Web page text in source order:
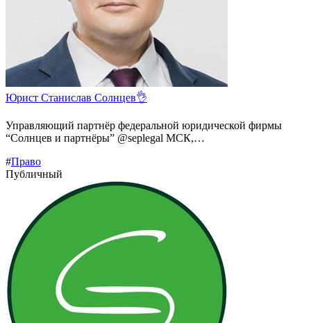
Юрист Станислав Солнцев👌
Управляющий партнёр федеральной юридической фирмы
“Солнцев и партнёры” @seplegal МСК,…
#Право
Публичный